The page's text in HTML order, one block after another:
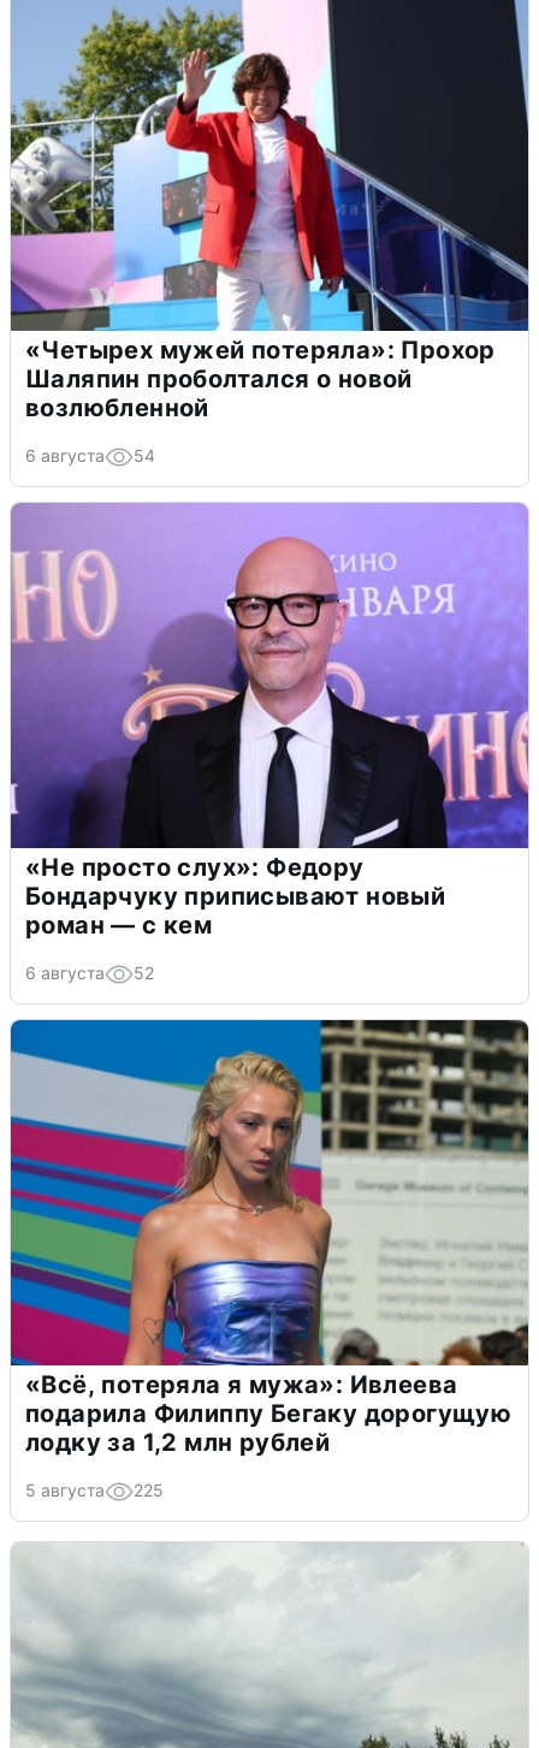
«Четырех мужей потеряла»: Прохор
Шаляпин проболтался о новой
возлюбленной
6 августа 54
«Не просто слух»: Федору
Бондарчуку приписывают новый
роман — с кем
6 августа 52
«Всё, потеряла я мужа»: Ивлеева
подарила Филиппу Бегаку дорогущую
лодку за 1,2 млн рублей
5 августа 225